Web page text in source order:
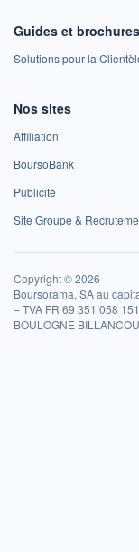
Guides et brochures
Solutions pour la
Nos sites
Affiliation
BoursoBank
Publicité
Site Groupe &
Copyright © 2026
Boursorama, SA au
– TVA FR 69 351 058
BOULOGNE